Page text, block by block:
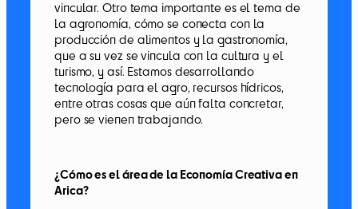
vincular. Otro tema importante es el tema de
la agronomía, cómo se conecta con la
producción de alimentos y la gastronomía,
que a su vez se vincula con la cultura y el
turismo, y así. Estamos desarrollando
tecnología para el agro, recursos hídricos,
entre otras cosas que aún falta concretar,
pero se vienen trabajando.
¿Cómo es el área de la Economía Creativa en
Arica?